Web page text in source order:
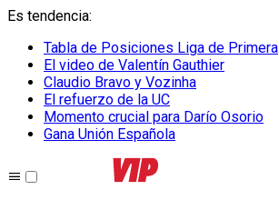
Es tendencia:
Tabla de Posiciones Liga de Primera
El video de Valentín Gauthier
Claudio Bravo y Vozinha
El refuerzo de la UC
Momento crucial para Darío Osorio
Gana Unión Española